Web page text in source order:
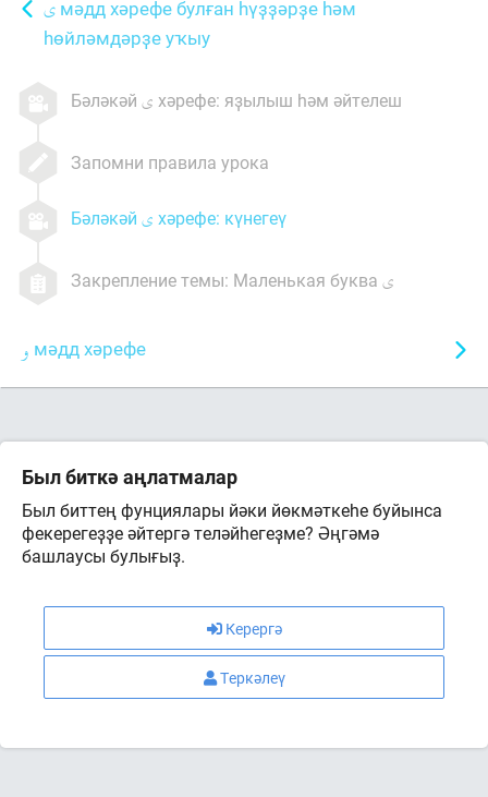
мәдд хәрефе булған һүҙҙәрҙе һәм
һөйләмдәрҙе уҡыу
Бәләкәй хәрефе: яҙылыш һәм әйтелеш
Запомни правила урока
Бәләкәй хәрефе: күнегеү
Закрепление темы: Маленькая буква
мәдд хәрефе
Был биткә аңлатмалар
Был биттең фунциялары йәки йөкмәткеһе буйынса
фекерегеҙҙе әйтергә теләйһегеҙме? Әңгәмә
башлаусы булығыҙ.
Керергә
Теркәлеү